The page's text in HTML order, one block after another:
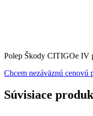
Polep Škody CITIGOe IV
Chcem nezáväznú cenovú
Súvisiace